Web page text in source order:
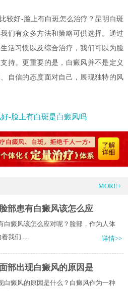
好-脸上有白斑怎么治疗？昆明白斑
们有众多方法和策略可供选择。通过
活习惯以及综合治疗，我们可以为脸
持。更重要的是，白癜风并不是定义
自信的态度面对自己，展现独特的风
-脸上有白斑是白癜风吗
MORE+
部患有白癜风该怎么应
白癜风该怎么应对呢？脸部，作为人体
我们.....
详情>>
部出现白癜风的原因是
白癜风的原因是什么？白癜风作为一种